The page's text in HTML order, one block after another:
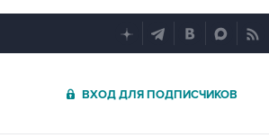
ВХОД ДЛЯ ПОДПИСЧИКОВ